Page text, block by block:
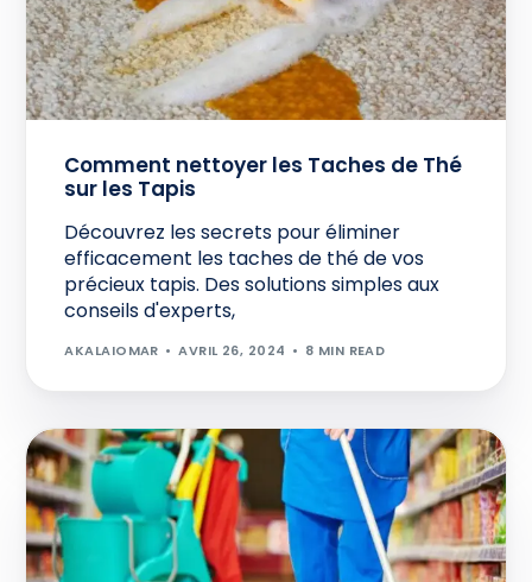
Comment nettoyer les Taches de Thé
sur les Tapis
Découvrez les secrets pour éliminer
efficacement les taches de thé de vos
précieux tapis. Des solutions simples aux
conseils d'experts,
AKALAIOMAR AVRIL 26, 2024 8 MIN READ